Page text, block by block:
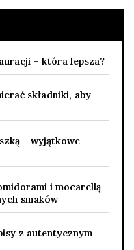
– która lepsza?
składniki, aby
– wyjątkowe
i mocarellą
smaków
z autentycznym